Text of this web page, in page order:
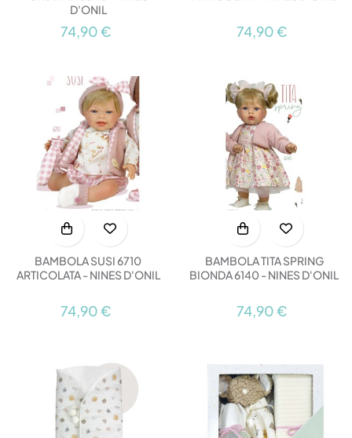
D'ONIL
74,90 € 74,90 €
BAMBOLA SUSI 6710
ARTICOLATA - NINES D'ONIL
74,90 €
BAMBOLA TITA SPRING
BIONDA 6140 - NINES D'ONIL
74,90 €